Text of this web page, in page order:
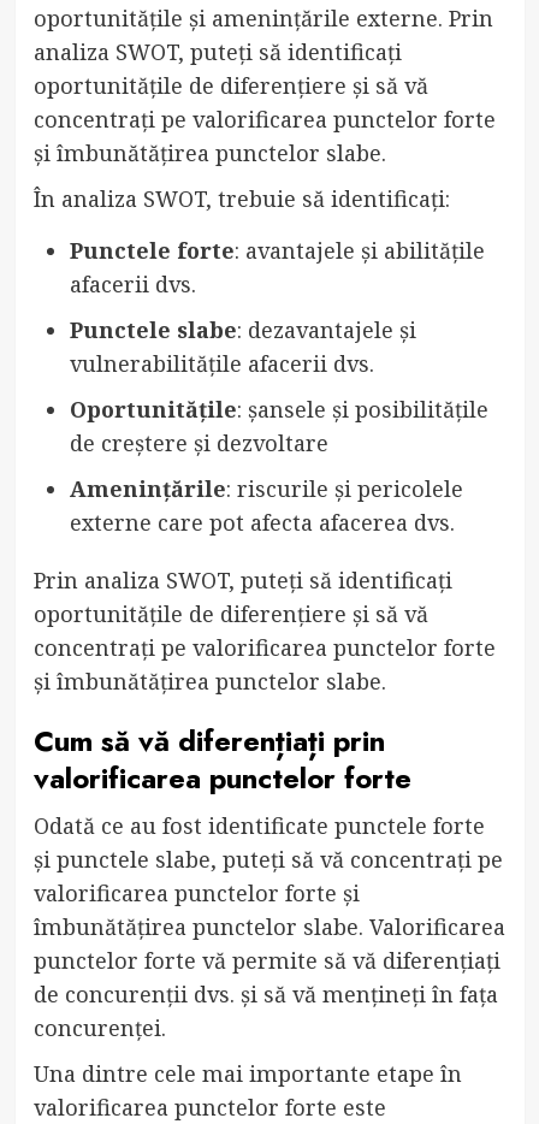
oportunitățile și amenințările externe. Prin
analiza SWOT, puteți să identificați
oportunitățile de diferențiere și să vă
concentrați pe valorificarea punctelor forte
și îmbunătățirea punctelor slabe.
În analiza SWOT, trebuie să identificați:
Punctele forte: avantajele și abilitățile
afacerii dvs.
Punctele slabe: dezavantajele și
vulnerabilitățile afacerii dvs.
Oportunitățile: șansele și posibilitățile
de creștere și dezvoltare
Amenințările: riscurile și pericolele
externe care pot afecta afacerea dvs.
Prin analiza SWOT, puteți să identificați
oportunitățile de diferențiere și să vă
concentrați pe valorificarea punctelor forte
și îmbunătățirea punctelor slabe.
Cum să vă diferențiați prin
valorificarea punctelor forte
Odată ce au fost identificate punctele forte
și punctele slabe, puteți să vă concentrați pe
valorificarea punctelor forte și
îmbunătățirea punctelor slabe. Valorificarea
punctelor forte vă permite să vă diferențiați
de concurenții dvs. și să vă mențineți în fața
concurenței.
Una dintre cele mai importante etape în
valorificarea punctelor forte este